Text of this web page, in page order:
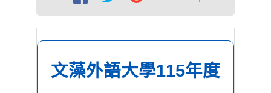
文藻外語大學115年度